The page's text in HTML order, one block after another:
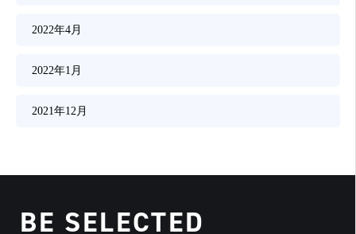
2022年4月
2022年1月
2021年12月
BE SELECTED